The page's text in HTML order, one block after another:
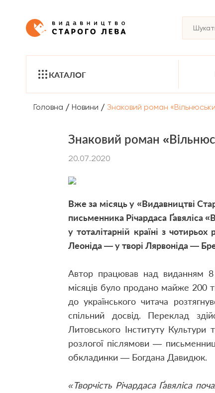
КАТАЛОГ
Головна / Новини / Знаковий роман
Знаковий роман
20.07.2020
Вже за місяць у «Видавництві
письменника Річардаса Ґавяліса
у тоталітарній країні з чотирьох
Леоніда — у творі Лярвоніда —
Автор працював над виданням
місяців було продано майже 200
до українського читача
спільний досвід. Переклад
Литовського Інституту
розлогої післямови —
обкладинки — Богдана Давидюк.
«Творчість Річардаса Ґавяліса